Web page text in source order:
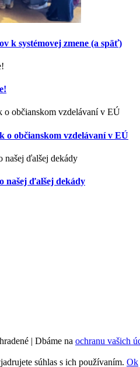
k systémovej zmene (a späť)
o občianskom vzdelávaní v EÚ
našej ďalšej dekády
| Dbáme na ochranu vašich
súhlas s ich používaním. Ok